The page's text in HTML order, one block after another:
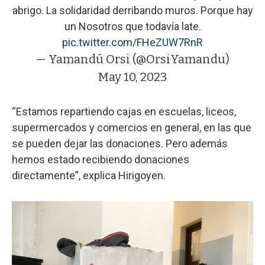
abrigo. La solidaridad derribando muros. Porque hay
un Nosotros que todavía late.
pic.twitter.com/FHeZUW7RnR
— Yamandú Orsi (@OrsiYamandu)
May 10, 2023
“Estamos repartiendo cajas en escuelas, liceos,
supermercados y comercios en general, en las que
se pueden dejar las donaciones. Pero además
hemos estado recibiendo donaciones
directamente”, explica Hirigoyen.